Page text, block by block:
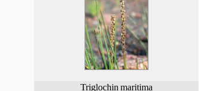
Triglochin maritima